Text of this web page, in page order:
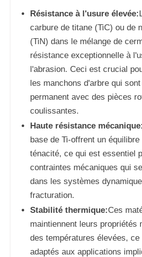
Résistance à l'usure élevée:
carbure de titane (TiC) ou de
(TiN) dans le mélange de
résistance exceptionnelle à
l'abrasion. Ceci est crucial
les manchons d'arbre qui
permanent avec des pièces
coulissantes.
Haute résistance mécanique:
base de Ti-offrent un
ténacité, ce qui est essentiel
contraintes mécaniques qui
dans les systèmes
fracturation.
Stabilité thermique:Ces
maintiennent leurs propriétés
des températures élevées, ce
adaptés aux applications